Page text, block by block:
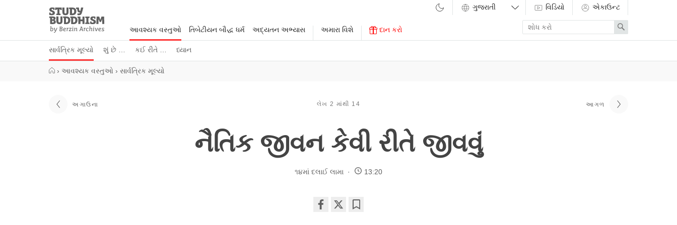
Study
Buddhism
Home
આવશ્યક વસ્તુઓ
સાર્વત્રિક મૂલ્યો શું છે … કઈ રીતે … ધ્યાન
તિબેટીયન બૌદ્ધ ધર્મ અદ્યતન અભ્યાસ અમારા વિશે દાન કરો
વિડિયો એકાઉન્ટ
Enter
search
term
Search
› આવશ્યક વસ્તુઓ › સાર્વત્રિક મૂલ્યો
અગાઉના લેખ 2 માંથી 14 આગળ
નૈતિક જીવન કેવી રીતે જીવવું
૧૪માં દલાઈ લામા 13:20